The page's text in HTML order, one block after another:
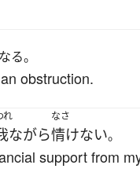
る。
obstruction.
れ
ながら
なさ
情けない。
support from